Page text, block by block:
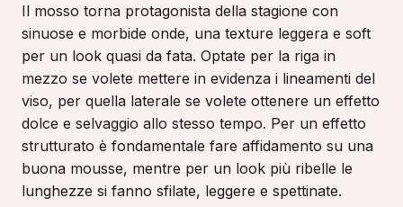
Il mosso torna protagonista della stagione con
sinuose e morbide onde, una texture leggera e soft
per un look quasi da fata. Optate per la riga in
mezzo se volete mettere in evidenza i lineamenti del
viso, per quella laterale se volete ottenere un effetto
dolce e selvaggio allo stesso tempo. Per un effetto
strutturato è fondamentale fare affidamento su una
buona mousse, mentre per un look più ribelle le
lunghezze si fanno sfilate, leggere e spettinate.